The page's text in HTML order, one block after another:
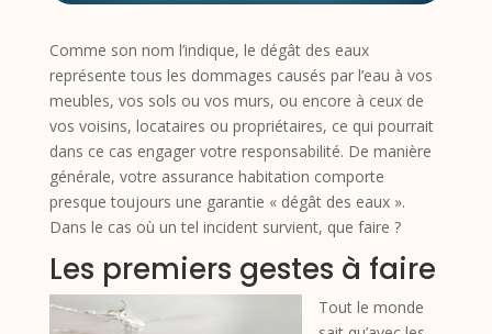
Comme son nom l’indique, le dégât des eaux
représente tous les dommages causés par l’eau à vos
meubles, vos sols ou vos murs, ou encore à ceux de
vos voisins, locataires ou propriétaires, ce qui pourrait
dans ce cas engager votre responsabilité. De manière
générale, votre assurance habitation comporte
presque toujours une garantie « dégât des eaux ».
Dans le cas où un tel incident survient, que faire ?
Les premiers gestes à faire
Tout le monde